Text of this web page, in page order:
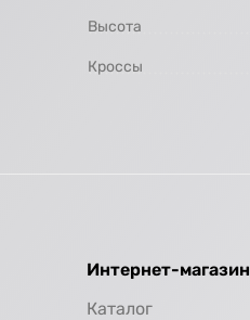
Высота
Кроссы
Интернет-магазин
Каталог